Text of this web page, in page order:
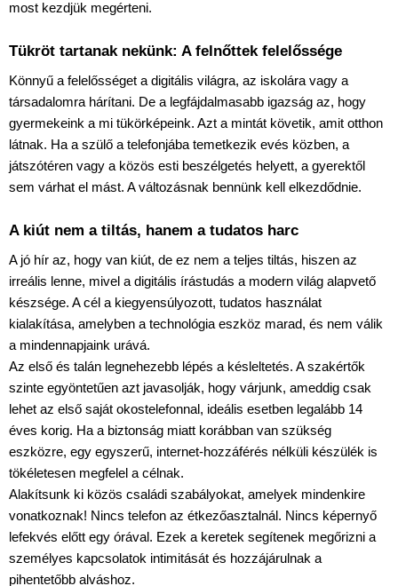
most kezdjük megérteni.
Tükröt tartanak nekünk: A felnőttek felelőssége
Könnyű a felelősséget a digitális világra, az iskolára vagy a
társadalomra hárítani. De a legfájdalmasabb igazság az, hogy
gyermekeink a mi tükörképeink. Azt a mintát követik, amit otthon
látnak. Ha a szülő a telefonjába temetkezik evés közben, a
játszótéren vagy a közös esti beszélgetés helyett, a gyerektől
sem várhat el mást. A változásnak bennünk kell elkezdődnie.
A kiút nem a tiltás, hanem a tudatos harc
A jó hír az, hogy van kiút, de ez nem a teljes tiltás, hiszen az
irreális lenne, mivel a digitális írástudás a modern világ alapvető
készsége. A cél a kiegyensúlyozott, tudatos használat
kialakítása, amelyben a technológia eszköz marad, és nem válik
a mindennapjaink urává.
Az első és talán legnehezebb lépés a késleltetés. A szakértők
szinte egyöntetűen azt javasolják, hogy várjunk, ameddig csak
lehet az első saját okostelefonnal, ideális esetben legalább 14
éves korig. Ha a biztonság miatt korábban van szükség
eszközre, egy egyszerű, internet-hozzáférés nélküli készülék is
tökéletesen megfelel a célnak.
Alakítsunk ki közös családi szabályokat, amelyek mindenkire
vonatkoznak! Nincs telefon az étkezőasztalnál. Nincs képernyő
lefekvés előtt egy órával. Ezek a keretek segítenek megőrizni a
személyes kapcsolatok intimitását és hozzájárulnak a
pihentetőbb alváshoz.